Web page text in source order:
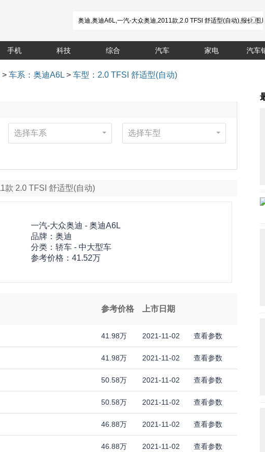
手机 科技 综合 汽车 家电 汽车
>车系：奥迪A6L >车型：2.0 TFSI 舒适型(自动)
选择车系 选择车型
款 2.0 TFSI 舒适型(自动)
一汽-大众奥迪 - 奥迪A6L
品牌： 奥迪
分类：轿车 - 中大型车
参考价格： 41.52万
参考价格 上市日期
41.98万 2021-11-02 查看参数
41.98万 2021-11-02 查看参数
50.58万 2021-11-02 查看参数
50.58万 2021-11-02 查看参数
46.88万 2021-11-02 查看参数
46.88万 2021-11-02 查看参数